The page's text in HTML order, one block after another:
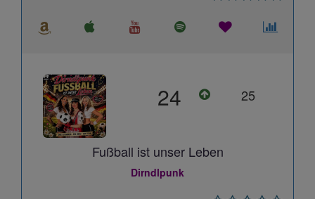
24 25
Fußball ist unser Leben
Dirndlpunk